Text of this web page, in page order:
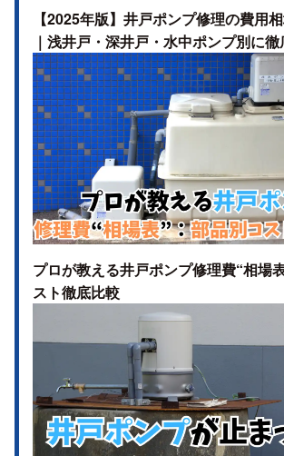
【2025年版】井戸ポンプ修理の費用
｜浅井戸・深井戸・水中ポンプ別に
プロが教える井戸ポンプ修理費“相場
スト徹底比較